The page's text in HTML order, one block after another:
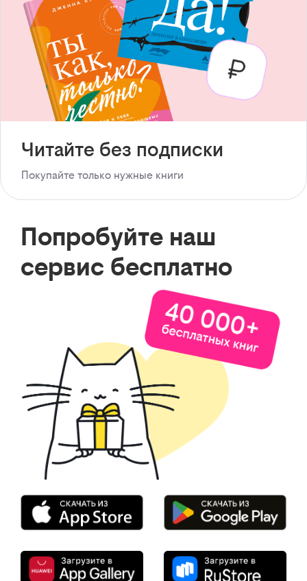
Читайте без подписки
Покупайте только нужные книги
Попробуйте наш
сервис бесплатно